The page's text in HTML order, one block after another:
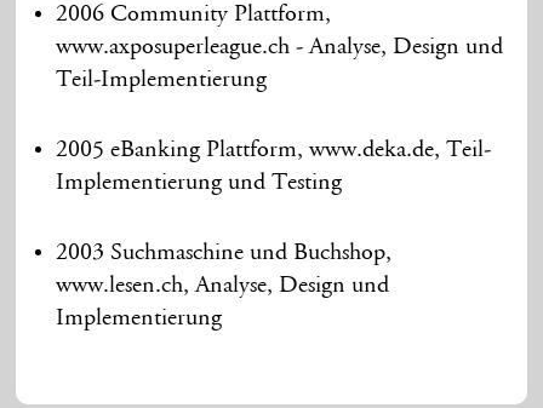
2006 Community Plattform,
www.axposuperleague.ch - Analyse, Design und
Teil-Implementierung
2005 eBanking Plattform, www.deka.de, Teil-
Implementierung und Testing
2003 Suchmaschine und Buchshop,
www.lesen.ch, Analyse, Design und
Implementierung